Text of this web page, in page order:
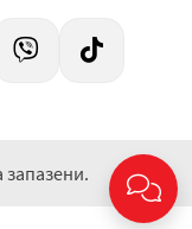
запазени.